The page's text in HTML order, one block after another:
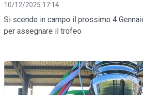
10/12/2025 17:14
Si scende in campo il prossimo 4
per assegnare il trofeo